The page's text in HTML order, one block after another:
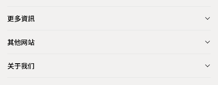
更多資訊
其他网站
关于我们